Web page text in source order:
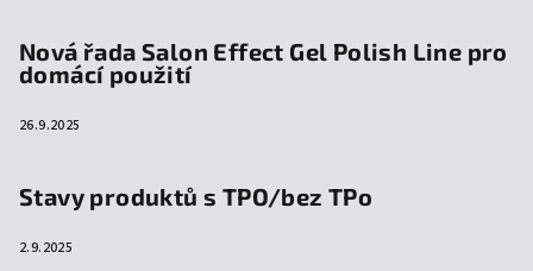
Nová řada Salon Effect Gel Polish Line pro
domácí použití
26.9.2025
Stavy produktů s TPO/bez TPo
2.9.2025